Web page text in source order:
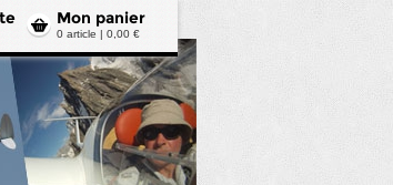
Mon panier
0 article | 0,00 €